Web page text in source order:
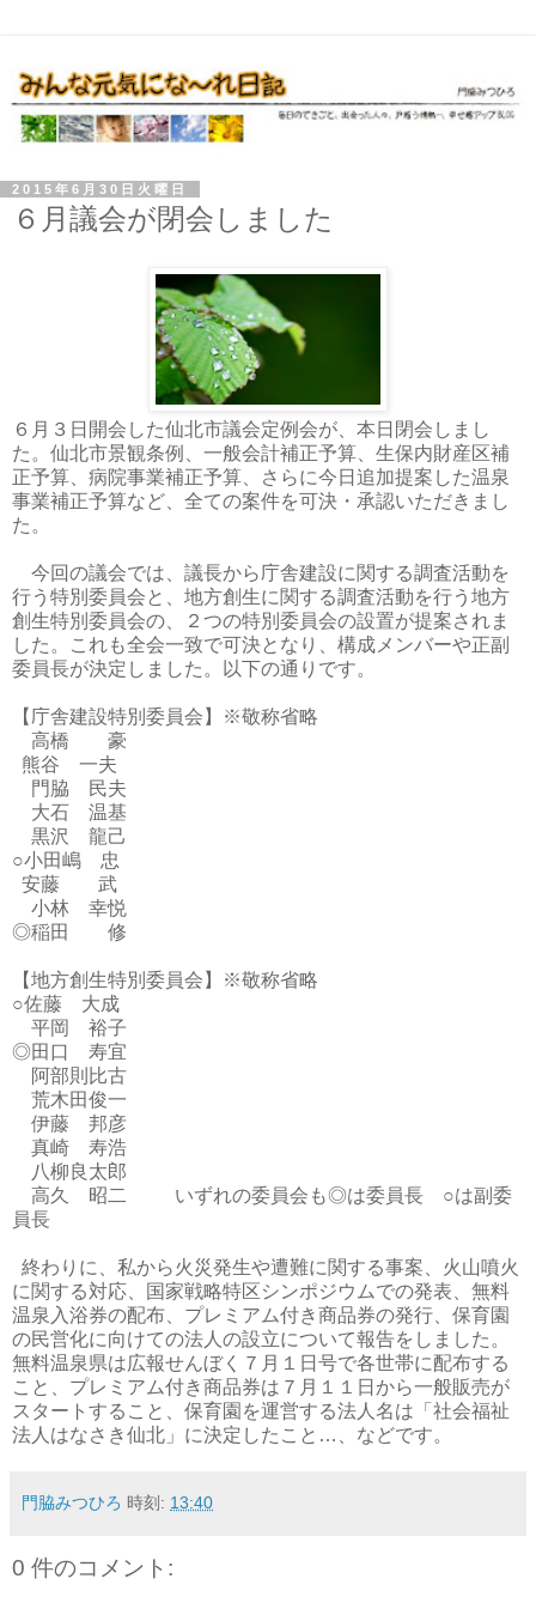
2015年6月30日火曜日
６月議会が閉会しました
６月３日開会した仙北市議会定例会が、本日閉会しまし
た。仙北市景観条例、一般会計補正予算、生保内財産区補
正予算、病院事業補正予算、さらに今日追加提案した温泉
事業補正予算など、全ての案件を可決・承認いただきまし
た。
今回の議会では、議長から庁舎建設に関する調査活動を
行う特別委員会と、地方創生に関する調査活動を行う地方
創生特別委員会の、２つの特別委員会の設置が提案されま
した。これも全会一致で可決となり、構成メンバーや正副
委員長が決定しました。以下の通りです。
【庁舎建設特別委員会】※敬称省略
高橋 豪
熊谷 一夫
門脇 民夫
大石 温基
黒沢 龍己
○小田嶋 忠
安藤 武
小林 幸悦
◎稲田 修
【地方創生特別委員会】※敬称省略
○佐藤 大成
平岡 裕子
◎田口 寿宜
阿部則比古
荒木田俊一
伊藤 邦彦
真崎 寿浩
八柳良太郎
高久 昭二 いずれの委員会も◎は委員長 ○は副委
員長
終わりに、私から火災発生や遭難に関する事案、火山噴火
に関する対応、国家戦略特区シンポジウムでの発表、無料
温泉入浴券の配布、プレミアム付き商品券の発行、保育園
の民営化に向けての法人の設立について報告をしました。
無料温泉県は広報せんぼく７月１日号で各世帯に配布する
こと、プレミアム付き商品券は７月１１日から一般販売が
スタートすること、保育園を運営する法人名は「社会福祉
法人はなさき仙北」に決定したこと…、などです。
門脇みつひろ 時刻: 13:40
0 件のコメント: